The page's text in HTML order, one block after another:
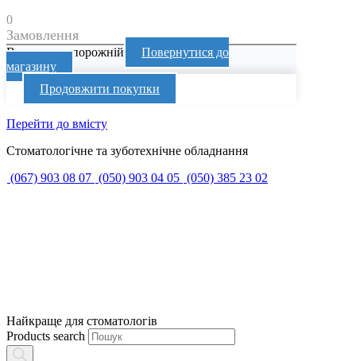
0
Замовлення
Ваш кошик порожній
Повернутися до
магазину
Продовжити покупки
Перейти до вмісту
Стоматологічне та зуботехнічне обладнання
(067) 903 08 07 (050) 903 04 05 (050) 385 23 02
Найкраще для стоматологів
Products search